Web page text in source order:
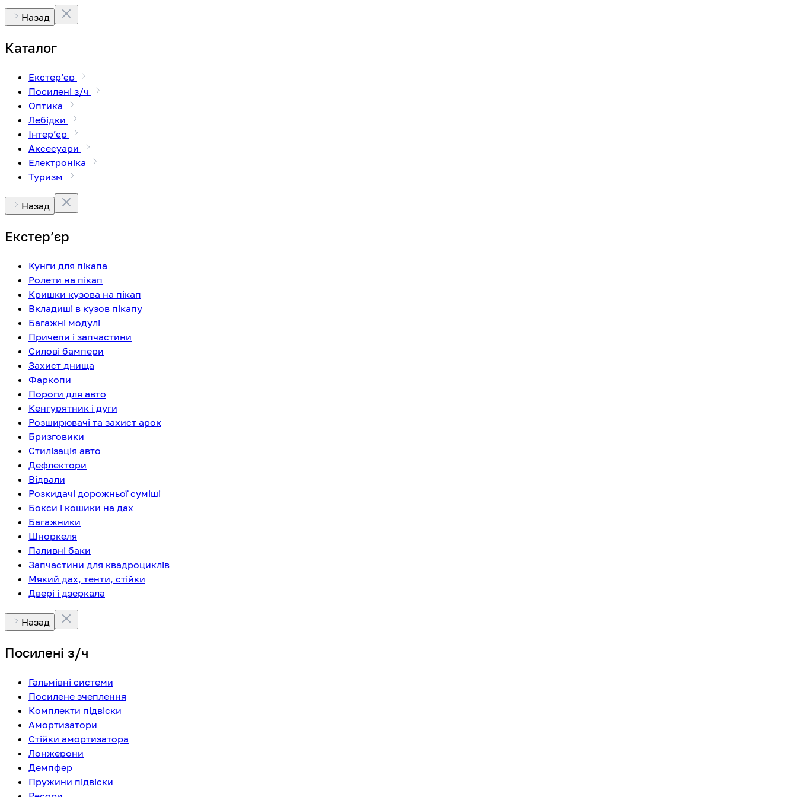
Назад
Каталог
Екстерʼєр
Посилені з/ч
Оптика
Лебідки
Інтерʼєр
Аксесуари
Електроніка
Туризм
Назад
Екстерʼєр
Кунги для пікапа
Ролети на пікап
Кришки кузова на пікап
Вкладиші в кузов пікапу
Багажні модулі
Причепи і запчастини
Силові бампери
Захист днища
Фаркопи
Пороги для авто
Кенгурятник і дуги
Розширювачі та захист арок
Бризговики
Стилізація авто
Дефлектори
Відвали
Розкидачі дорожньої суміші
Бокси і кошики на дах
Багажники
Шноркеля
Паливні баки
Запчастини для квадроциклів
Мякий дах, тенти, стійки
Двері і дзеркала
Назад
Посилені з/ч
Гальмівні системи
Посилене зчеплення
Комплекти підвіски
Амортизатори
Стійки амортизатора
Лонжерони
Демпфер
Пружини підвіски